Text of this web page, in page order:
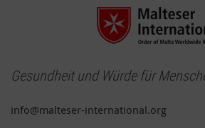
Gesundheit und Würde für
info@malteser-international.org